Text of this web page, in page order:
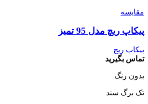
مقایسه
پیکاپ ریچ مدل 95 تمیز
پیکاپ ریچ
تماس بگیرید
بدون رنگ
تک برگ سند